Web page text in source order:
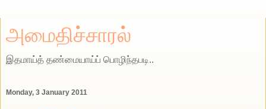
அமைதிச்சாரல்
இதமாய்த் தண்மையாய்ப் பொழிந்தபடி..
Monday, 3 January 2011